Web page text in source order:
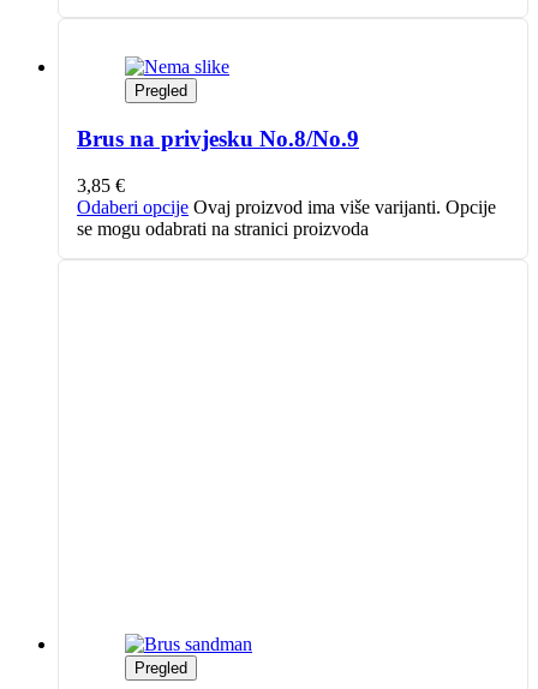
Pregled
Brus na privjesku No.8/No.9
3,85 €
Odaberi opcije Ovaj proizvod ima više varijanti. Opcije
se mogu odabrati na stranici proizvoda
Pregled